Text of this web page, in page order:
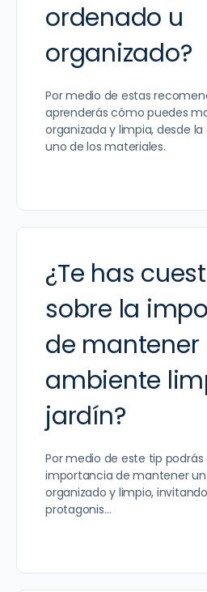
ordenado u
organizado?
Por medio de estas
aprenderás cómo puedes
organizada y limpia, desde
uno de los materiales.
¿Te has
sobre la
de mantener
ambiente
jardín?
Por medio de este tip
importancia de mantener
organizado y limpio,
protagonis…